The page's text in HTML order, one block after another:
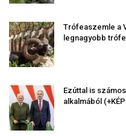
Trófeaszemle a
legnagyobb
Ezúttal is
alkalmából